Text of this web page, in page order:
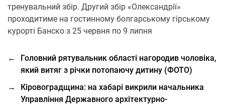
тренувальний збір. Другий збір «Олександрії»
проходитиме на гостинному болгарському гірському
курорті Банско з 25 червня по 9 липня
←
Головний рятувальник області нагородив чоловіка,
який витяг з річки потопаючу дитину (ФОТО)
→
Кіровоградщина: на хабарі викрили начальника
Управління Державного архітектурно-